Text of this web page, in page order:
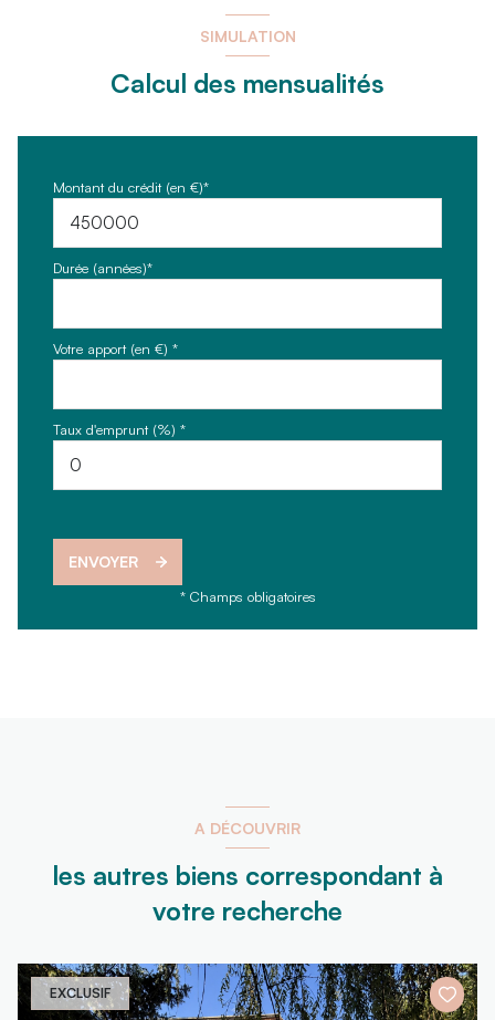
SIMULATION
Calcul des mensualités
Montant du crédit (en €)*
Durée (années)*
Votre apport (en €) *
Taux d'emprunt (%) *
ENVOYER
* Champs obligatoires
A DÉCOUVRIR
les autres biens correspondant à
votre recherche
EXCLUSIF